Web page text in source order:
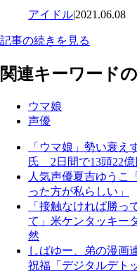
アイドル|2021.06.08
記事の続きを見る
関連キーワード
ウマ娘
声優
「ウマ娘」勢い衰
氏 2日間で13頭22億
人気声優夏吉ゆうこ
った方が私らしい」
「接触なければ勝っ
て」米ケンタッキー
然
しばゆー、弟の漫画
祝福「デジタルデト